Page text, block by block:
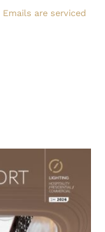
Emails are serviced